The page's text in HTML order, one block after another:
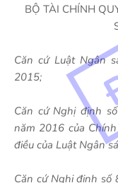
BỘ TÀI CHÍNH
Căn cứ Luật Ngân
2015;
Căn cứ Nghị định
năm 2016 của
điều của Luật Ngân
Căn cứ Nghị định